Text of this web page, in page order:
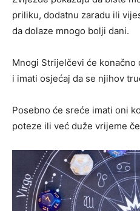
priliku, dodatnu zaradu ili
da dolaze mnogo bolji dani.
Mnogi Strijelčevi će
i imati osjećaj da se njihov
Posebno će sreće imati oni
poteze ili već duže vrijeme